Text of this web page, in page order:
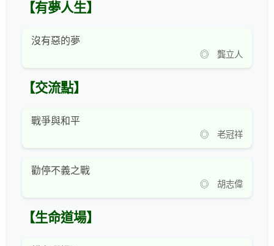
【有夢人生】
沒有惡的夢
◎ 龔立人
【交流點】
戰爭與和平
◎ 老冠祥
勸停不義之戰
◎ 胡志偉
【生命道場】